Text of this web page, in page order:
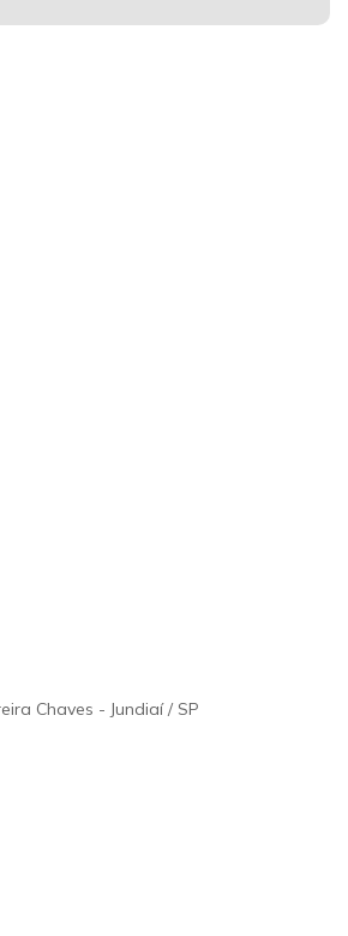
Chaves - Jundiaí / SP